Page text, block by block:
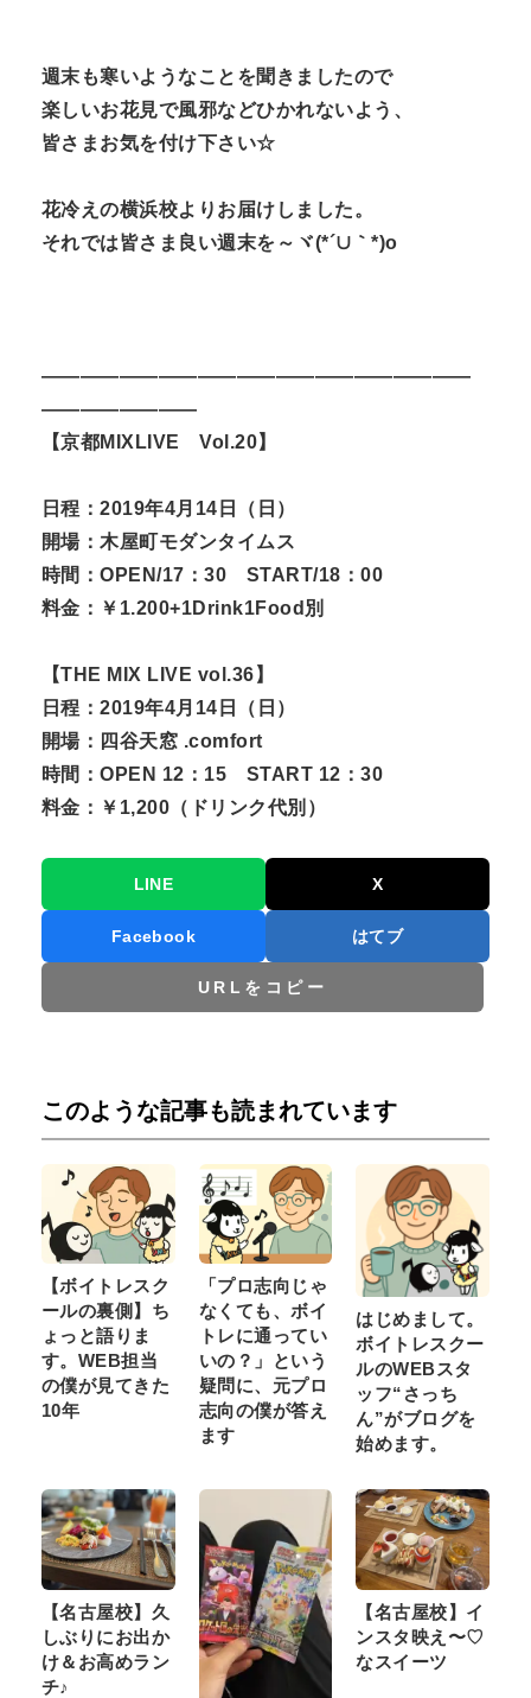
週末も寒いようなことを聞きましたので
楽しいお花見で風邪などひかれないよう、
皆さまお気を付け下さい☆
花冷えの横浜校よりお届けしました。
それでは皆さま良い週末を～ヾ(*´∪｀*)o
——————————————————————
————————
【京都MIXLIVE Vol.20】
日程：2019年4月14日（日）
開場：木屋町モダンタイムス
時間：OPEN/17：30 START/18：00
料金：￥1.200+1Drink1Food別
【THE MIX LIVE vol.36】
日程：2019年4月14日（日）
開場：四谷天窓 .comfort
時間：OPEN 12：15 START 12：30
料金：￥1,200（ドリンク代別）
LINE X
Facebook はてブ
URLをコピー
このような記事も読まれています
【ボイトレスク
ールの裏側】ち
ょっと語りま
す。WEB担当
の僕が見てきた
10年
「プロ志向じゃ
なくても、ボイ
トレに通ってい
いの？」という
疑問に、元プロ
志向の僕が答え
ます
はじめまして。
ボイトレスクー
ルのWEBスタ
ッフ“さっち
ん”がブログを
始めます。
【名古屋校】久
しぶりにお出か
け＆お高めラン
チ♪
【名古屋校】イ
ンスタ映え〜♡
なスイーツ